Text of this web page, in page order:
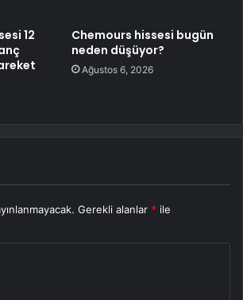
12
Chemours hissesi bugün
neden düşüyor?
Ağustos 6, 2026
Gerekli alanlar * ile